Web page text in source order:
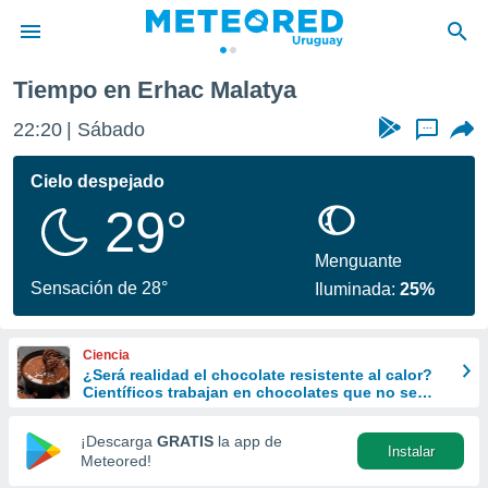
de
ha
calidad.
a este
las
y
forma
digital
basada
Tiempo en Erhac Malatya
22:20 Sábado ...
Cielo despejado
29°
Sensación de 28°
Menguante
Iluminada:25%
Ciencia
¿Será realidad el chocolate resistente al calor?
Científicos trabajan en chocolates que no se
¡Descarga GRATIS la app de
Meteored!
Instalar